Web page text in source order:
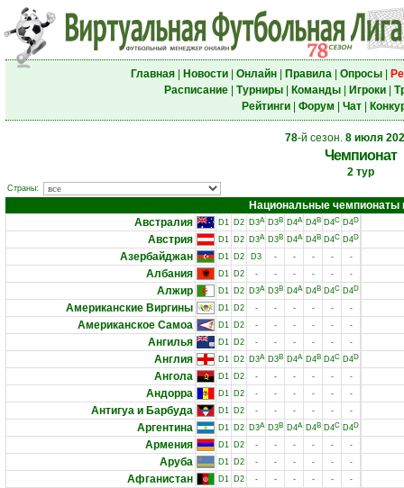
Главная| Новости| Онлайн| Правила| Опросы|
Расписание| Турниры| Команды| Игроки|
Рейтинги| Форум Чат|
78-й сезон. 8 июля
Чемпионат
2 тур
Страны:
Национальные чемпионаты
Австралия
D1 D2 D3A D3B D4A D4B D4C D4D
Австрия D1 D2 D3A D3B D4A D4B D4C D4D
Азербайджан D1 D2 D3 - - - - -
Албания D1 D2 - - - - - -
Алжир D1 D2 D3A D3B D4A D4B D4C D4D
Американские Виргины D1 D2 - - - - - -
Американское Самоа D1 D2 - - - - - -
Ангилья D1 D2 - - - - - -
Англия D1 D2 D3A D3B D4A D4B D4C D4D
Ангола D1 D2 - - - - - -
Андорра D1 D2 - - - - - -
Антигуа и Барбуда D1 D2 - - - - - -
Аргентина D1 D2 D3A D3B D4A D4B D4C D4D
Армения D1 D2 - - - - - -
Аруба D1 D2 - - - - - -
Афганистан D1 D2 - - - - - -